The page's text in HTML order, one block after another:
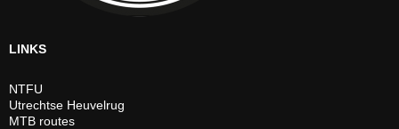
LINKS
NTFU
Utrechtse Heuvelrug
MTB routes